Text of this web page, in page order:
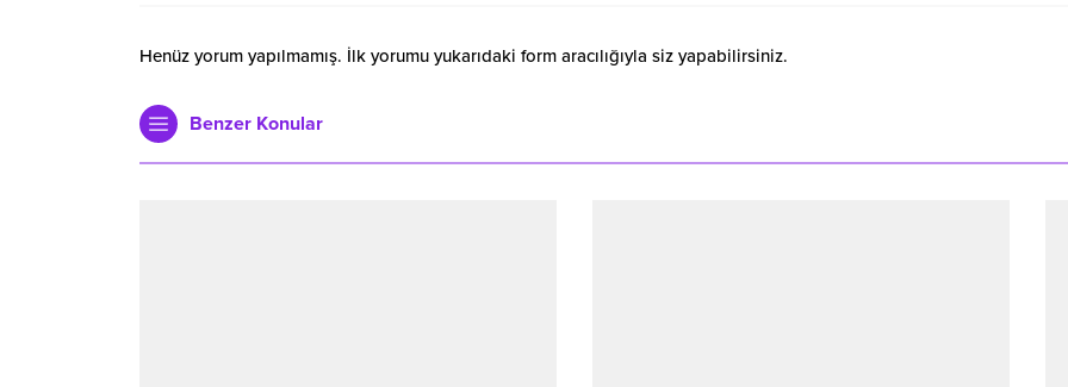
Henüz yorum yapılmamış. İlk yorumu yukarıdaki form aracılığıyla siz yapabilirsiniz.
Benzer Konular